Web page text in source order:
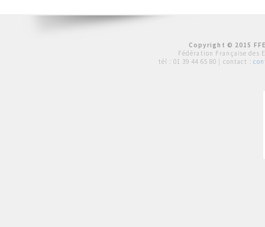
Copyright © 2015
Fédération Française des
tél : 01 39 44 65 80 | contact :